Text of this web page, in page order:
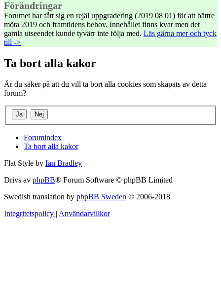
Förändringar
Forumet har fått sig en rejäl uppgradering (2019 08 01) för att bättre
möta 2019 och framtidens behov. Innehållet finns kvar men det
gamla utseendet kunde tyvärr inte följa med. Läs gärna mer och tyck
till ->
Ta bort alla kakor
Är du säker på att du vill ta bort alla cookies som skapats av detta
forum?
Forumindex
Ta bort alla kakor
Flat Style by Ian Bradley
Drivs av phpBB® Forum Software © phpBB Limited
Swedish translation by phpBB Sweden © 2006-2018
Integritetspolicy | Användarvillkor